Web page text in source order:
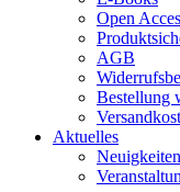
Open
AGB
Bestellung
Aktuelles
Neuigkeiten